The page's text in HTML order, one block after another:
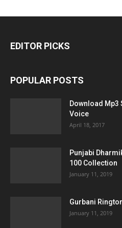
EDITOR PICKS
POPULAR POSTS
Download Mp3
Voice
April 18, 2017
Punjabi
100 Collection
January 11, 2019
Gurbani
January 11, 2019